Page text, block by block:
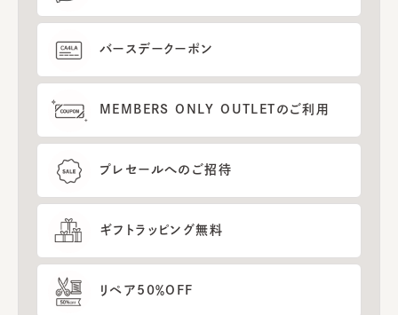
バースデークーポン
MEMBERS ONLY OUTLETのご利用
プレセールへのご招待
ギフトラッピング無料
リペア50％OFF